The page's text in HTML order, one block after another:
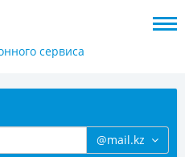
сервиса
@mail.kz